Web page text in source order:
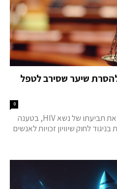
שיער שסירב לטפל
0
בית משפט השלום בנתניה דחה את תביעתו של נשא HIV, בטענה
בניגוד לחוק שיוויון זכויות לאנשים